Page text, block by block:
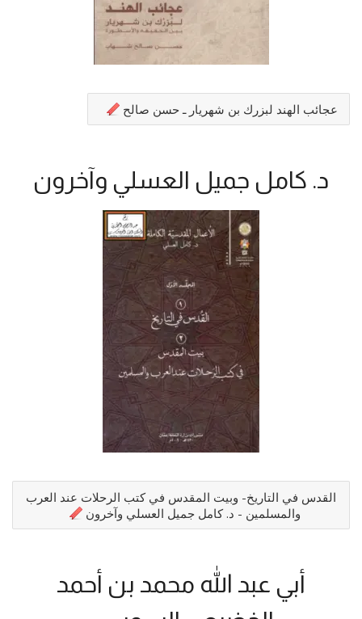
عجائب الهند لبزرك بن شهريار ـ حسن صالح
د. كامل جميل العسلي وآخرون
القدس في التاريخ- وبيت المقدس في كتب الرحلات عند العرب
والمسلمين - د. كامل جميل العسلي وآخرون
أبي عبد الله محمد بن أحمد